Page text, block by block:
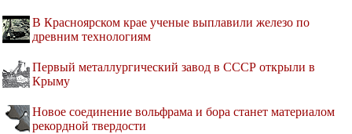
В Красноярском крае ученые выплавили железо по
древним технологиям
Первый металлургический завод в СССР открыли в
Крыму
Новое соединение вольфрама и бора станет материалом
рекордной твердости